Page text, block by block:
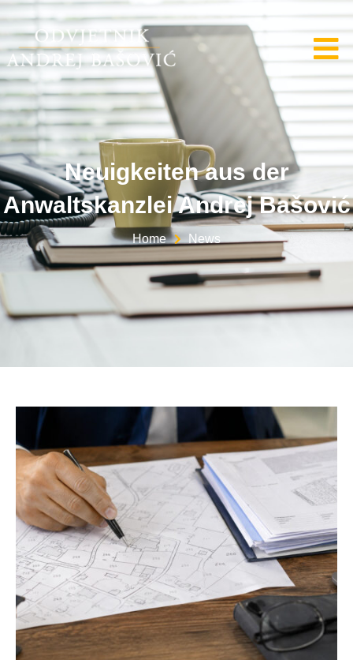
Neuigkeiten aus der
Anwaltskanzlei Andrej Bašović
Home News